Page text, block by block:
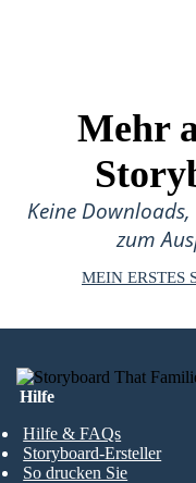
Mehr
Keine
zum
MEIN ERSTES
Hilfe
Hilfe & FAQs
Storyboard-Ersteller
So drucken Sie